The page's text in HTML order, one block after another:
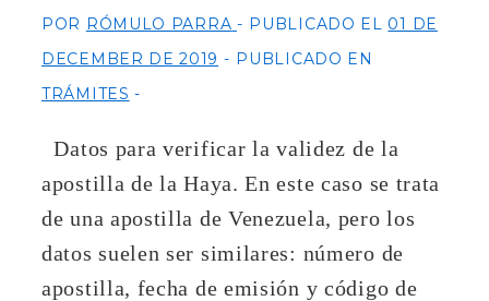
POR RÓMULO PARRA PUBLICADO EL 01 DE
DECEMBER DE 2019
PUBLICADO EN
TRÁMITES
Datos para verificar la validez de la
apostilla de la Haya. En este caso se trata
de una apostilla de Venezuela, pero los
datos suelen ser similares: número de
apostilla, fecha de emisión y código de